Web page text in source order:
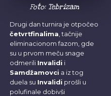
Foto: Tebrizam
Drugi dan turnira je otpočeo
četvrtfinalima , tačnije
eliminacionom fazom, gde
su u prvom meču snage
odmerili Invalidi i
Samdžamovci a iz tog
duela su Invalidi prošli u
polufinale dobivši